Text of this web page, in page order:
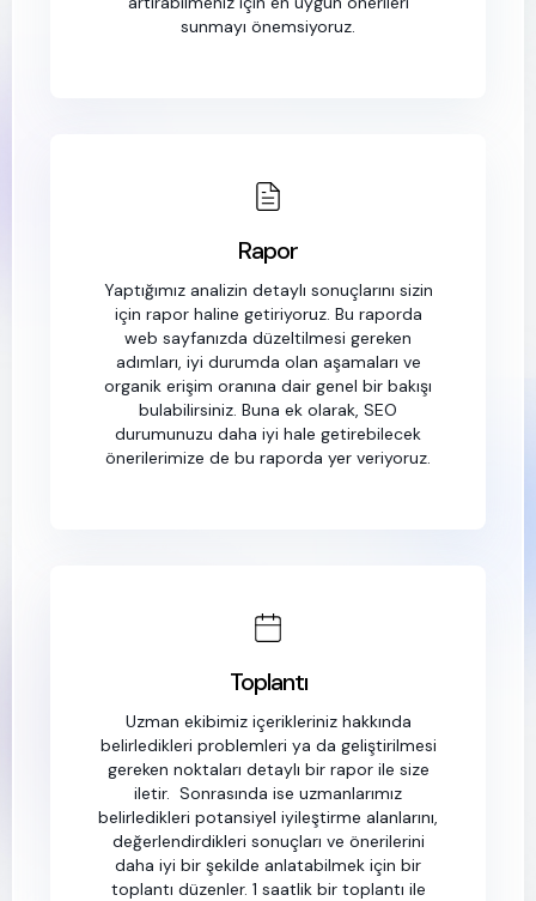
sunmayı önemsiyoruz.
Rapor
Yaptığımız analizin detaylı sonuçlarını sizin
için rapor haline getiriyoruz. Bu raporda
web sayfanızda düzeltilmesi gereken
adımları, iyi durumda olan aşamaları ve
organik erişim oranına dair genel bir bakışı
bulabilirsiniz. Buna ek olarak, SEO
durumunuzu daha iyi hale getirebilecek
önerilerimize de bu raporda yer veriyoruz.
Toplantı
Uzman ekibimiz içerikleriniz hakkında
belirledikleri problemleri ya da geliştirilmesi
gereken noktaları detaylı bir rapor ile size
iletir. Sonrasında ise uzmanlarımız
belirledikleri potansiyel iyileştirme alanlarını,
değerlendirdikleri sonuçları ve önerilerini
daha iyi bir şekilde anlatabilmek için bir
toplantı düzenler. 1 saatlik bir toplantı ile